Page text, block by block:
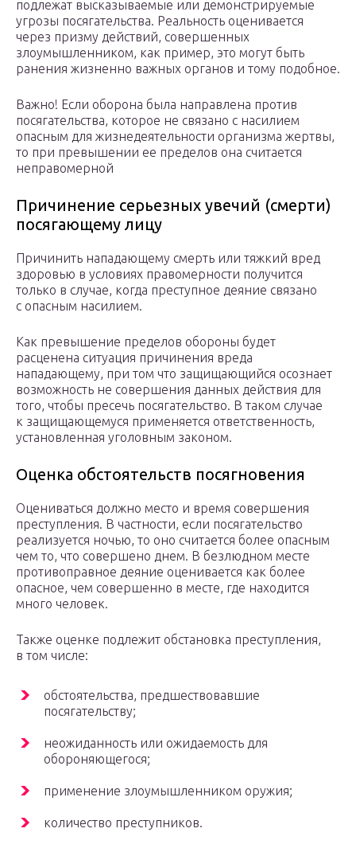
подлежат высказываемые или демонстрируемые
угрозы посягательства. Реальность оценивается
через призму действий, совершенных
злоумышленником, как пример, это могут быть
ранения жизненно важных органов и тому подобное.
Важно! Если оборона была направлена против
посягательства, которое не связано с насилием
опасным для жизнедеятельности организма жертвы,
то при превышении ее пределов она считается
неправомерной
Причинение серьезных увечий (смерти)
посягающему лицу
Причинить нападающему смерть или тяжкий вред
здоровью в условиях правомерности получится
только в случае, когда преступное деяние связано
с опасным насилием.
Как превышение пределов обороны будет
расценена ситуация причинения вреда
нападающему, при том что защищающийся осознает
возможность не совершения данных действия для
того, чтобы пресечь посягательство. В таком случае
к защищающемуся применяется ответственность,
установленная уголовным законом.
Оценка обстоятельств посягновения
Оцениваться должно место и время совершения
преступления. В частности, если посягательство
реализуется ночью, то оно считается более опасным
чем то, что совершено днем. В безлюдном месте
противоправное деяние оценивается как более
опасное, чем совершенно в месте, где находится
много человек.
Также оценке подлежит обстановка преступления,
в том числе:
обстоятельства, предшествовавшие
посягательству;
неожиданность или ожидаемость для
обороняющегося;
применение злоумышленником оружия;
количество преступников.